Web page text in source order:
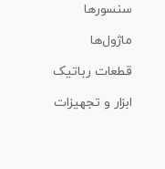
سنسورها
ماژول‌ها
قطعات رباتیک
ابزار و تجهیزات